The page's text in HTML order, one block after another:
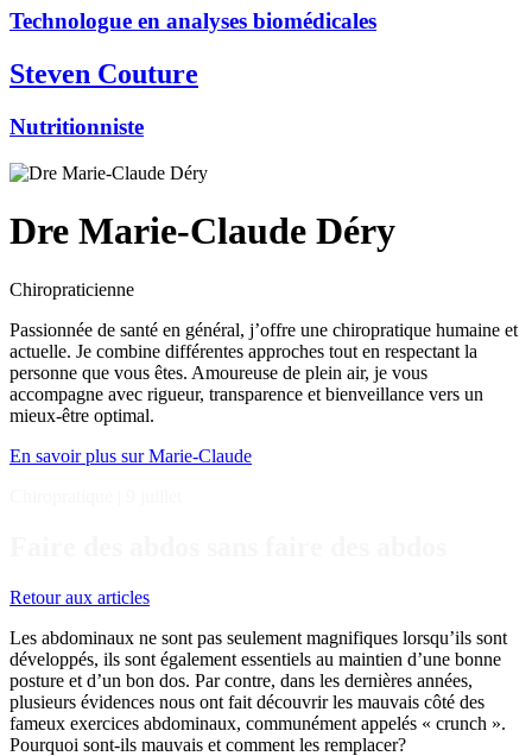
Technologue en analyses biomédicales
Steven Couture
Nutritionniste
Dre Marie-Claude Déry
Chiropraticienne
Passionnée de santé en général, j’offre une chiropratique humaine et
actuelle. Je combine différentes approches tout en respectant la
personne que vous êtes. Amoureuse de plein air, je vous
accompagne avec rigueur, transparence et bienveillance vers un
mieux-être optimal.
En savoir plus sur Marie-Claude
Retour aux articles
Les abdominaux ne sont pas seulement magnifiques lorsqu’ils sont
développés, ils sont également essentiels au maintien d’une bonne
posture et d’un bon dos. Par contre, dans les dernières années,
plusieurs évidences nous ont fait découvrir les mauvais côté des
fameux exercices abdominaux, communément appelés « crunch ».
Pourquoi sont-ils mauvais et comment les remplacer?